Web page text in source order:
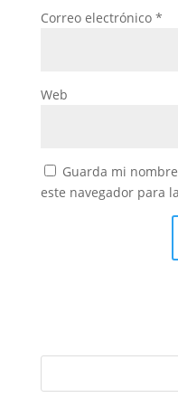
Correo electrónico *
Web
Guarda mi
este navegador para